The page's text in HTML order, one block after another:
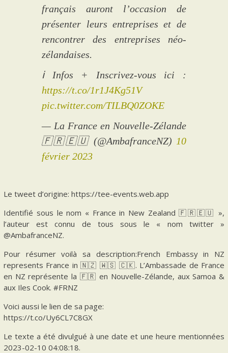
français auront l’occasion de
présenter leurs entreprises et de
rencontrer des entreprises néo-
zélandaises.
ℹ️ Infos + Inscrivez-vous ici :
https://t.co/1r1J4Kg51V
pic.twitter.com/TILBQ0ZOKE
— La France en Nouvelle-Zélande
🇫🇷🇪🇺 (@AmbafranceNZ) 10
février 2023
Le tweet d’origine: https://tee-events.web.app
Identifié sous le nom « France in New Zealand 🇫🇷🇪🇺 »,
l’auteur est connu de tous sous le « nom twitter »
@AmbafranceNZ.
Pour résumer voilà sa description:French Embassy in NZ
represents France in 🇳🇿 🇼🇸 🇨🇰. L’Ambassade de France
en NZ représente la 🇫🇷 en Nouvelle-Zélande, aux Samoa &
aux Iles Cook. #FRNZ
Voici aussi le lien de sa page:
https://t.co/Uy6CL7C8GX
Le texte a été divulgué à une date et une heure mentionnées
2023-02-10 04:08:18.